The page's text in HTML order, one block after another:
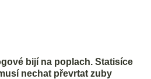
bijí na poplach. Statisíce
nechat převrtat zuby